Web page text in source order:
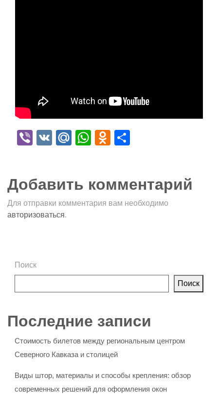
Viber
VK Mail.Ru
WhatsApp
Odnoklassniki
Добавить комментарий
Для отправки комментария вам необходимо
авторизоваться.
Поиск
Поиск
Последние записи
Стоимость билетов между региональным центром
Северного Кавказа и столицей
Виды штор, материалы и способы крепления: обзор
современных решений для оформления окон